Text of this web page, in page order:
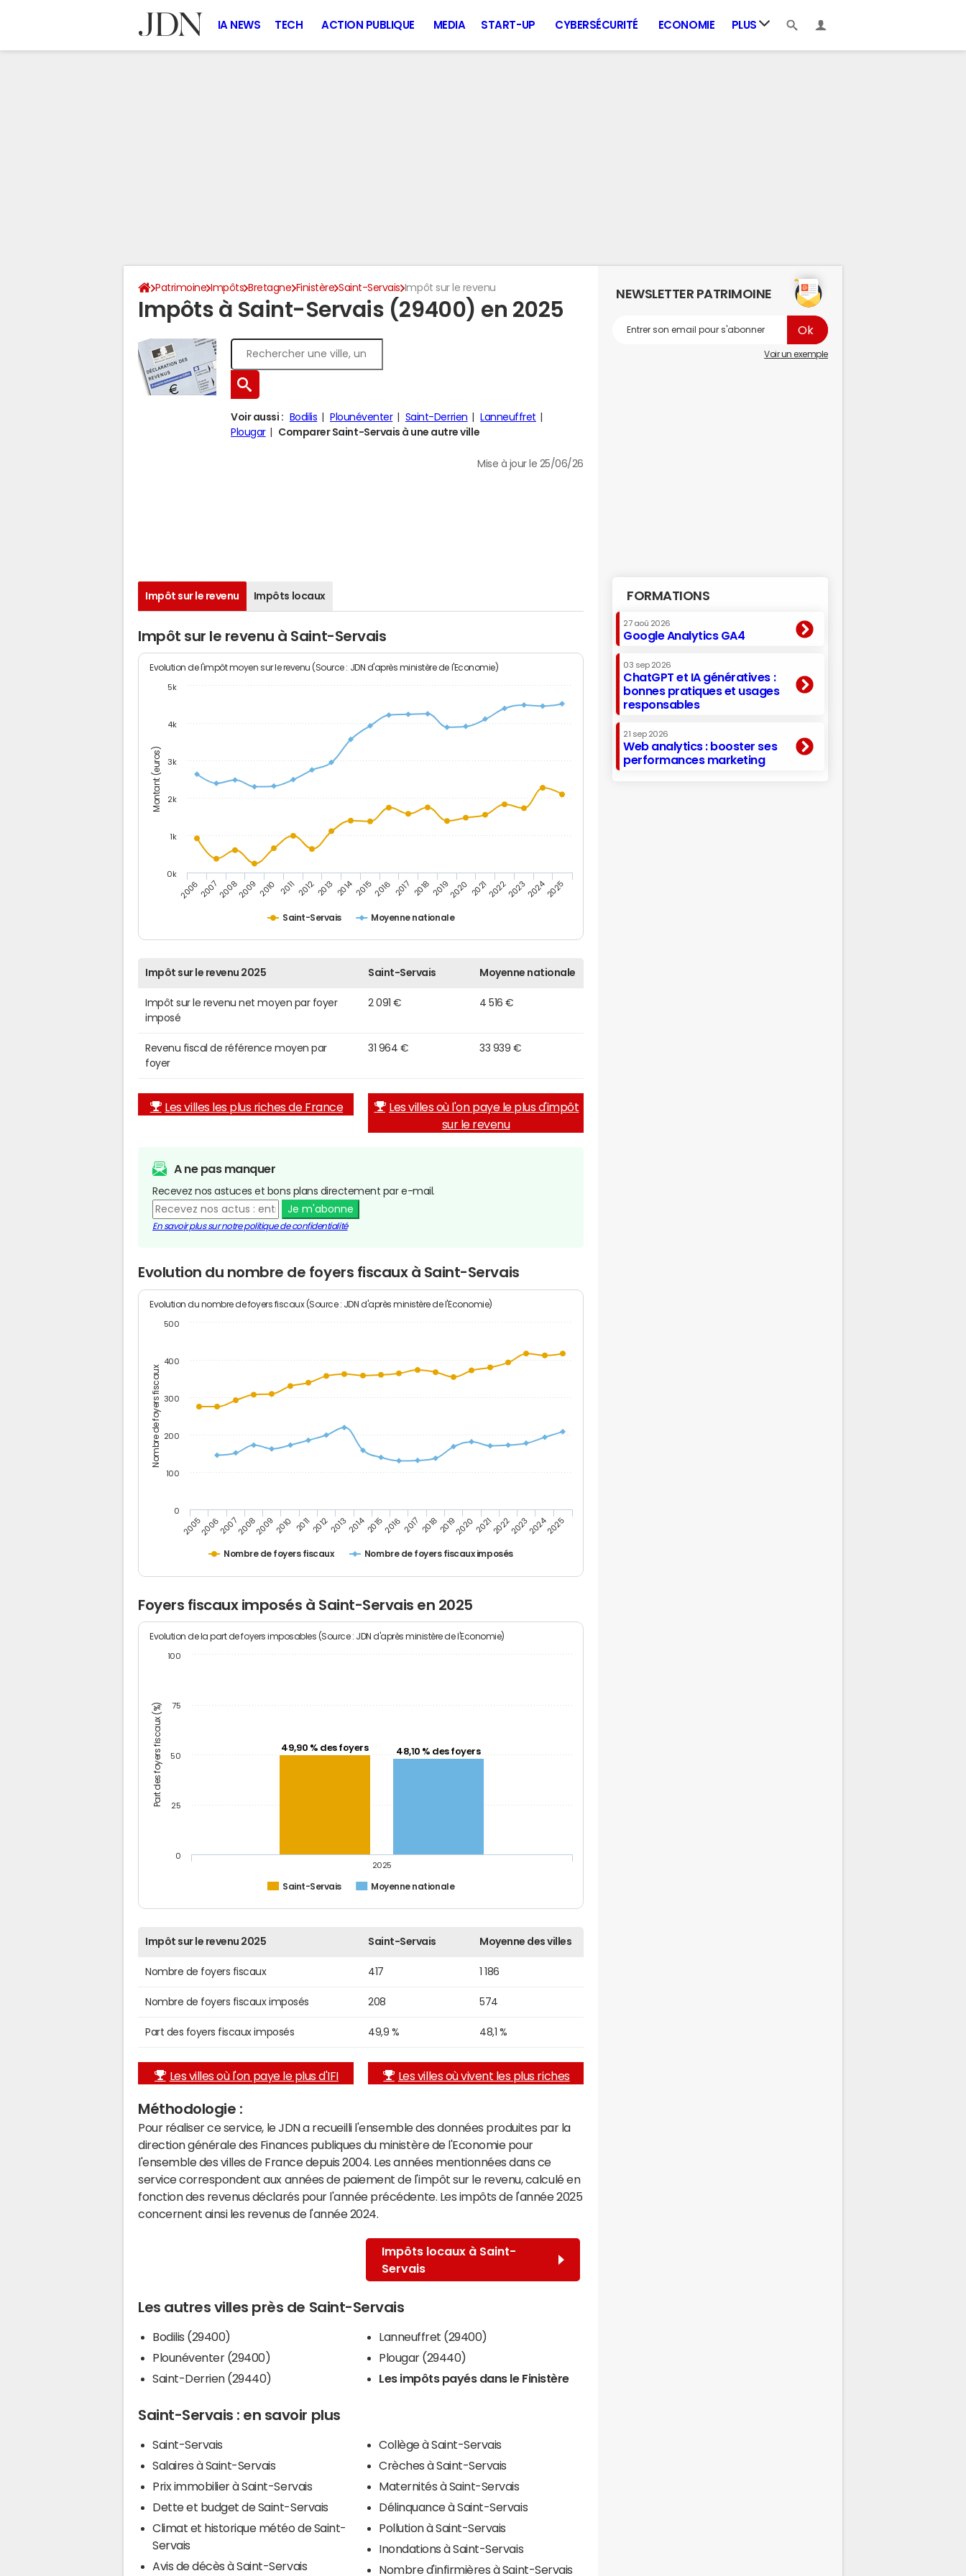
IA NEWS TECH ACTION PUBLIQUE MEDIA START-UP CYBERSÉCURITÉ ECONOMIE PLUS
Patrimoine Impôts Bretagne Finistère Saint-Servais Impôt sur le revenu
Impôts à Saint-Servais (29400) en 2025
Voir aussi : Bodilis Plounéventer Saint-Derrien
Lanneuffret
Plougar
Comparer Saint-Servais à une autre ville
Mise à jour le 25/06/26
Impôt sur le revenu Impôts locaux
Impôt sur le revenu à Saint-Servais
Montant (euros)
Evolution de l'impôt moyen sur le revenu (Source : JDN d'après ministère de l'Economie)
Saint-Servais Moyenne nationale
20062007200820092010 2011 20122013 201420152016 2017 201820192020 20212022202320242025
0k
1k
2k
3k
4k
5k
Impôt sur le revenu 2025 Saint-Servais Moyenne nationale
Impôt sur le revenu net moyen par foyer
imposé
2 091 € 4 516 €
Revenu fiscal de référence moyen par
foyer
31 964 € 33 939 €
Les villes les plus riches de France
Les villes où l'on paye le plus d'impôt
sur le revenu
A ne pas manquer
Recevez nos astuces et bons plans directement par e-mail.
Je m'abonne
En savoir plus sur notre politique de confidentialité
Evolution du nombre de foyers fiscaux à Saint-Servais
Nombre de foyers fiscaux
Evolution du nombre de foyers fiscaux (Source : JDN d'après ministère de l'Economie)
Nombre de foyers fiscaux Nombre de foyers fiscaux imposés
200520062007200820092010 201120122013201420152016 2017 20182019202020212022202320242025
0
100
200
300
400
500
Foyers fiscaux imposés à Saint-Servais en 2025
Part des foyers fiscaux (%)
Evolution de la part de foyers imposables (Source : JDN d'après ministère de l'Economie)
49,90 % des foyers 48,10 % des foyers
Saint-Servais Moyenne nationale
2025
0
25
50
75
100
Impôt sur le revenu 2025 Saint-Servais Moyenne des villes
Nombre de foyers fiscaux 417 1 186
Nombre de foyers fiscaux imposés 208 574
Part des foyers fiscaux imposés 49,9 % 48,1 %
Les villes où l'on paye le plus d'IFI Les villes où vivent les plus riches
Méthodologie :
Pour réaliser ce service, le JDN a recueilli l'ensemble des données produites par la
direction générale des Finances publiques du ministère de l'Economie pour
l'ensemble des villes de France depuis 2004. Les années mentionnées dans ce
service correspondent aux années de paiement de l'impôt sur le revenu, calculé en
fonction des revenus déclarés pour l'année précédente. Les impôts de l'année 2025
concernent ainsi les revenus de l'année 2024.
Impôts locaux à Saint-
Servais
Les autres villes près de Saint-Servais
Bodilis (29400)
Plounéventer (29400)
Saint-Derrien (29440)
Lanneuffret (29400)
Plougar (29440)
Les impôts payés dans le Finistère
Saint-Servais : en savoir plus
Saint-Servais
Salaires à Saint-Servais
Prix immobilier à Saint-Servais
Dette et budget de Saint-Servais
Climat et historique météo de Saint-
Servais
Avis de décès à Saint-Servais
Collège à Saint-Servais
Crèches à Saint-Servais
Maternités à Saint-Servais
Délinquance à Saint-Servais
Pollution à Saint-Servais
Inondations à Saint-Servais
Nombre d'infirmières à Saint-Servais
NEWSLETTER PATRIMOINE
Voir un exemple
FORMATIONS
27 aoû 2026
Google Analytics GA4
03 sep 2026
ChatGPT et IA génératives :
bonnes pratiques et usages
responsables
21 sep 2026
Web analytics : booster ses
performances marketing